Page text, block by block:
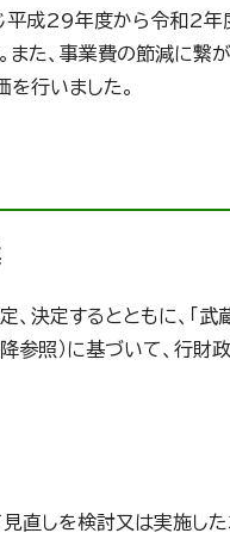
平成29年度から令和2
また、事業費の節減に
行いました。
決定するとともに、「
降参照）に基づいて、
直しを検討又は実施し